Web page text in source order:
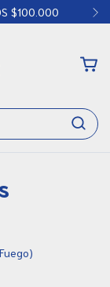
$100.000